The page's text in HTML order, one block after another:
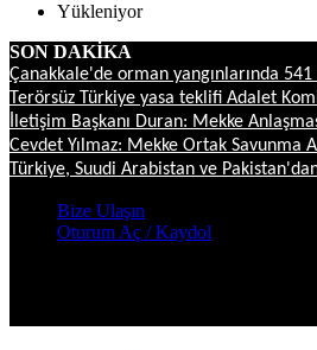
Yükleniyor
SON DAKİKA
Çanakkale'de orman yangınlarında
Terörsüz Türkiye yasa teklifi Adalet
İletişim Başkanı Duran: Mekke
Cevdet Yılmaz: Mekke Ortak Savunma
Türkiye, Suudi Arabistan ve
Bize Ulaşın
Oturum Aç / Kaydol